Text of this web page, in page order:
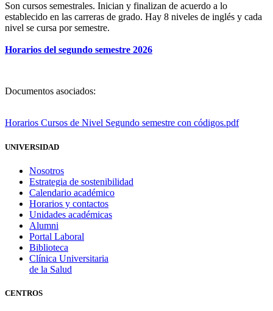
Son cursos semestrales. Inician y finalizan de acuerdo a lo
establecido en las carreras de grado. Hay 8 niveles de inglés y cada
nivel se cursa por semestre.
Horarios del segundo semestre 2026
Documentos asociados:
Horarios Cursos de Nivel Segundo semestre con códigos.pdf
UNIVERSIDAD
Nosotros
Estrategia de sostenibilidad
Calendario académico
Horarios y contactos
Unidades académicas
Alumni
Portal Laboral
Biblioteca
Clínica Universitaria
de la Salud
CENTROS